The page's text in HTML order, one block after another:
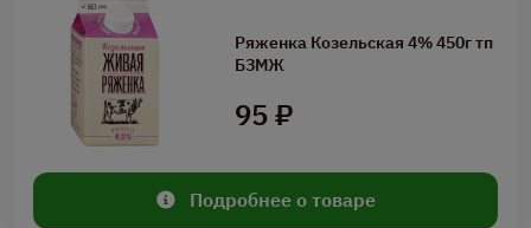
Ряженка Козельская 4% 450г тп
БЗМЖ
95 ₽
Подробнее о товаре